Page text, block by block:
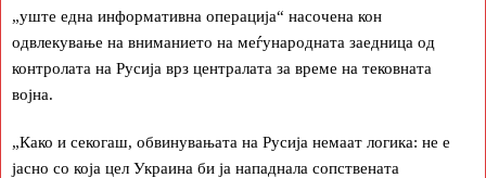
„уште една информативна операција“ насочена кон
одвлекување на вниманието на меѓународната заедница од
контролата на Русија врз централата за време на тековната
војна.
„Како и секогаш, обвинувањата на Русија немаат логика: не е
јасно со која цел Украина би ја нападнала сопствената